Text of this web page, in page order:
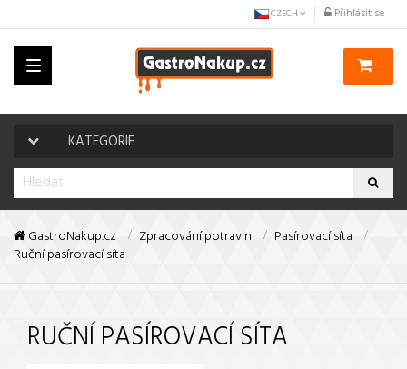
Přihlásit se
CZECH
Toggle
navigation
KATEGORIE
GastroNakup.cz Zpracování potravin
Pasírovací síta
Ruční pasírovací síta
RUČNÍ PASÍROVACÍ SÍTA